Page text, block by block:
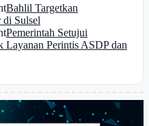
Bahlil Targetkan
di Sulsel
Pemerintah Setujui
Layanan Perintis ASDP dan